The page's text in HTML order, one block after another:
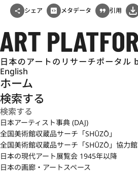
シェア メタデータ 引用
English
ホーム
検索する
日本アーティスト事典 (DAJ)
全国美術館収蔵品サーチ「SHŪZŌ」
全国美術館収蔵品サーチ「SHŪZŌ」協力館
日本の現代アート展覧会 1945年以降
日本の画廊・アートスペース